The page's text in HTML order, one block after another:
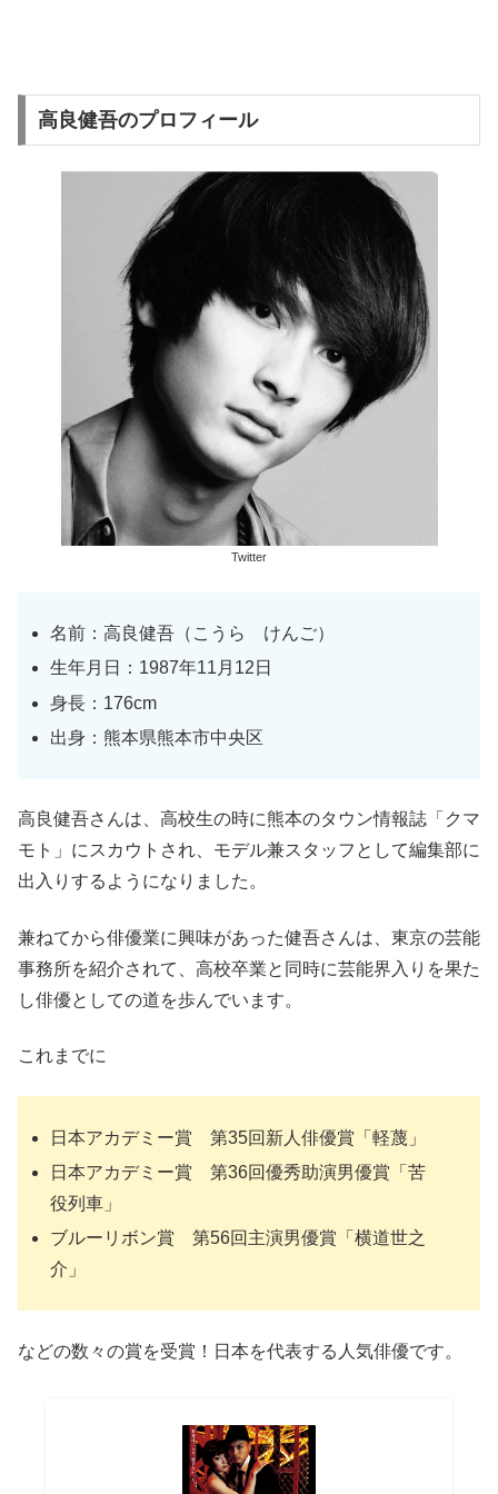
高良健吾のプロフィール
Twitter
名前：高良健吾（こうら けんご）
生年月日：1987年11月12日
身長：176cm
出身：熊本県熊本市中央区
高良健吾さんは、高校生の時に熊本のタウン情報誌「クマ
モト」にスカウトされ、モデル兼スタッフとして編集部に
出入りするようになりました。
兼ねてから俳優業に興味があった健吾さんは、東京の芸能
事務所を紹介されて、高校卒業と同時に芸能界入りを果た
し俳優としての道を歩んでいます。
これまでに
日本アカデミー賞 第35回新人俳優賞「軽蔑」
日本アカデミー賞 第36回優秀助演男優賞「苦
役列車」
ブルーリボン賞 第56回主演男優賞「横道世之
介」
などの数々の賞を受賞！日本を代表する人気俳優です。